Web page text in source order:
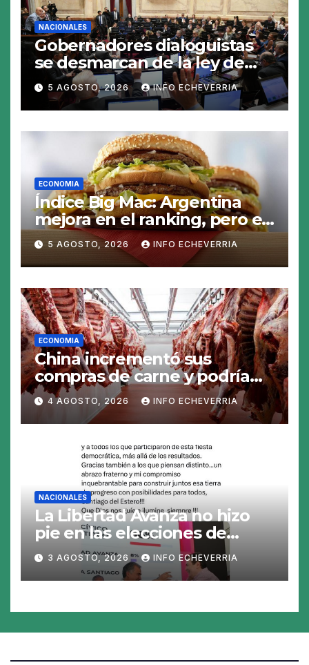
NACIONALES
Gobernadores dialoguistas
se desmarcan de la ley de
Tierras y ponen en jaque su
tratamiento en el Senado
5 AGOSTO, 2026 INFO ECHEVERRIA
ECONOMIA
Índice Big Mac: Argentina
mejora en el ranking, pero el
peso sigue sobrevaluado un
19%
5 AGOSTO, 2026 INFO ECHEVERRIA
ECONOMIA
China incrementó sus
compras de carne y podría
abrirse una oportunidad para
la Argentina
4 AGOSTO, 2026 INFO ECHEVERRIA
NACIONALES
La Libertad Avanza no hizo
pie en las elecciones de
Santiago del Estero y perdió
en los 26 municipios
3 AGOSTO, 2026 INFO ECHEVERRIA